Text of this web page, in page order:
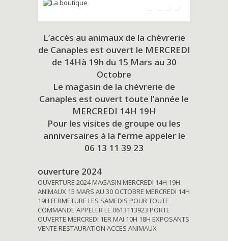
L’accès au animaux de la chèvrerie
de Canaples est ouvert le MERCREDI
de 14Hà 19h du 15 Mars au 30
Octobre
Le magasin de la chèvrerie de
Canaples est ouvert toute l’année le
MERCREDI 14H 19H
Pour les visites de groupe ou les
anniversaires à la ferme appeler le
06 13 11 39 23
ouverture 2024
OUVERTURE 2024 MAGASIN MERCREDI 14H 19H
ANIMAUX 15 MARS AU 30 OCTOBRE MERCREDI 14H
19H FERMETURE LES SAMEDIS POUR TOUTE
COMMANDE APPELER LE 0613113923 PORTE
OUVERTE MERCREDI 1ER MAI 10H 18H EXPOSANTS
VENTE RESTAURATION ACCES ANIMAUX